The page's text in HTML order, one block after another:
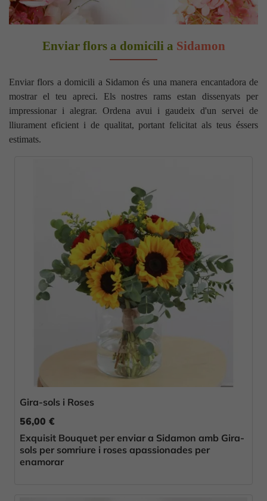
Enviar flors a domicili a Sidamon
Enviar flors a domicili a Sidamon és una manera encantadora de
mostrar el teu apreci. Els nostres rams estan dissenyats per
impressionar i alegrar. Ordena avui i gaudeix d'un servei de
lliurament eficient i de qualitat, portant felicitat als teus éssers
estimats.
Gira-sols i Roses
56,00 €
Exquisit Bouquet per enviar a Sidamon amb Gira-
sols per somriure i roses apassionades per
enamorar